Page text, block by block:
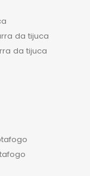
da tijuca
da tijuca